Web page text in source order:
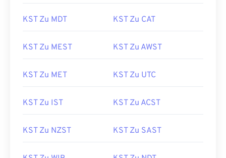
KST Zu MDT KST Zu CAT
KST Zu MEST KST Zu AWST
KST Zu MET KST Zu UTC
KST Zu IST KST Zu ACST
KST Zu NZST KST Zu SAST